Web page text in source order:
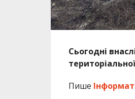
Сьогодні
Пише